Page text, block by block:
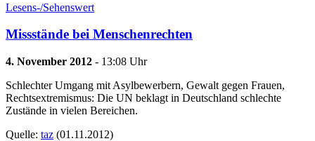
Lesens-/Sehenswert
Missstände bei Menschenrechten
4. November 2012 - 13:08 Uhr
Schlechter Umgang mit Asylbewerbern, Gewalt gegen Frauen,
Rechtsextremismus: Die UN beklagt in Deutschland schlechte
Zustände in vielen Bereichen.
Quelle: taz (01.11.2012)